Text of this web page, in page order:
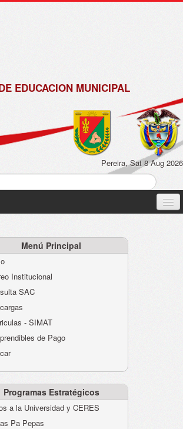
EDUCACION MUNICIPAL
Pereira, Sat 8 Aug 2026
Menú Principal
Institucional
SAC
- SIMAT
de Pago
Programas Estratégicos
a la Universidad y CERES
Pa Pepas